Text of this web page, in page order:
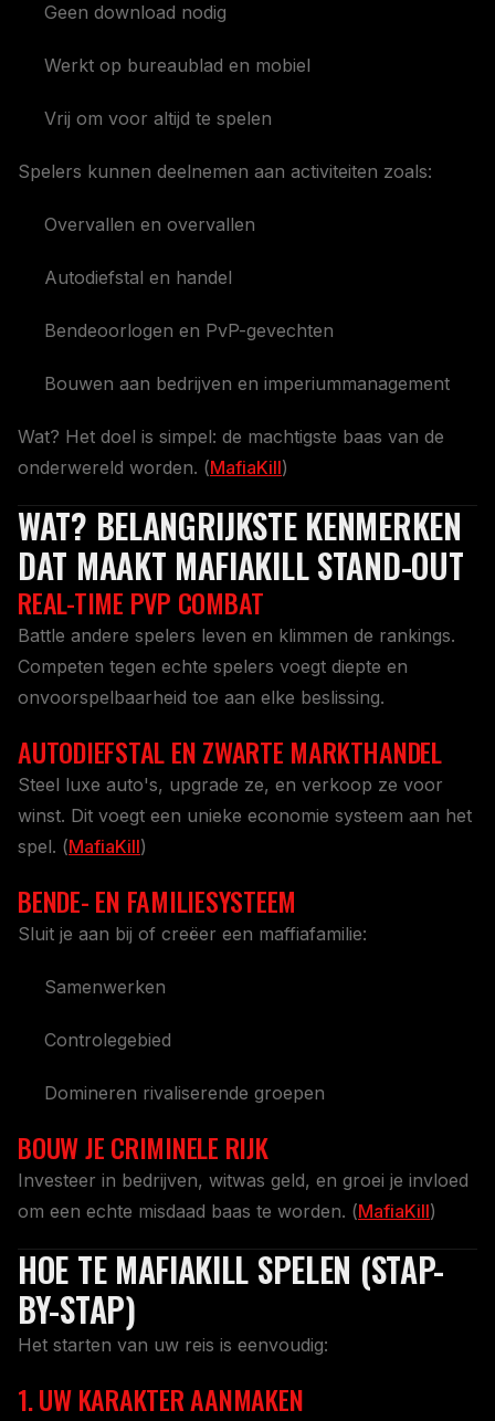
Geen download nodig
Werkt op bureaublad en mobiel
Vrij om voor altijd te spelen
Spelers kunnen deelnemen aan activiteiten zoals:
Overvallen en overvallen
Autodiefstal en handel
Bendeoorlogen en PvP-gevechten
Bouwen aan bedrijven en imperiummanagement
Wat? Het doel is simpel: de machtigste baas van de
onderwereld worden. (MafiaKill)
WAT? BELANGRIJKSTE KENMERKEN
DAT MAAKT MAFIAKILL STAND-OUT
REAL-TIME PVP COMBAT
Battle andere spelers leven en klimmen de rankings.
Competen tegen echte spelers voegt diepte en
onvoorspelbaarheid toe aan elke beslissing.
AUTODIEFSTAL EN ZWARTE MARKTHANDEL
Steel luxe auto's, upgrade ze, en verkoop ze voor
winst. Dit voegt een unieke economie systeem aan het
spel. (MafiaKill)
BENDE- EN FAMILIESYSTEEM
Sluit je aan bij of creëer een maffiafamilie:
Samenwerken
Controlegebied
Domineren rivaliserende groepen
BOUW JE CRIMINELE RIJK
Investeer in bedrijven, witwas geld, en groei je invloed
om een echte misdaad baas te worden. (MafiaKill)
HOE TE MAFIAKILL SPELEN (STAP-
BY-STAP)
Het starten van uw reis is eenvoudig:
1. UW KARAKTER AANMAKEN